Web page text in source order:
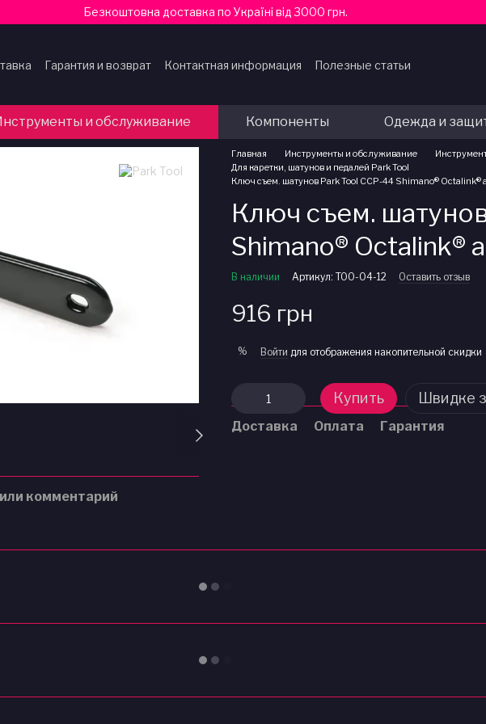
Безкоштовна доставка по Україні від 3000 грн.
Гарантия и возврат Контактная информация
Полезные статьи
и обслуживание Компоненты Одежда и
комментарий
Главная Инструменты и обслуживание
Для каретки, шатунов и педалей Park Tool
Ключ съем. шатунов Park Tool CCP-44 Shimano® Octalink®
Ключ съем.
Shimano® Octalink®
В наличии Артикул: TOO-04-12 Оставить отзыв
916 грн
% Войти для отображения накопительной скидки
Купить Швидке
Доставка Оплата Гарантия